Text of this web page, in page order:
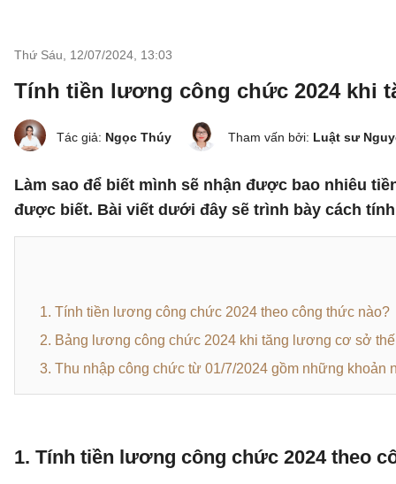
Thứ Sáu, 12/07/2024 13:03
Tính tiền lương công chức 2024 khi
Tác giả: Ngọc Thúy Tham vấn bởi: Luật sư
Làm sao để biết mình sẽ nhận được bao nhiêu
được biết. Bài viết dưới đây sẽ trình bày cách
1. Tính tiền lương công chức 2024 theo công thức nào?
2. Bảng lương công chức 2024 khi tăng lương cơ sở
3. Thu nhập công chức từ 01/7/2024 gồm những khoản
1. Tính tiền lương công chức 2024theo